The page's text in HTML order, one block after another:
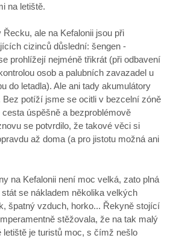
na letiště.
ale na Kefalonii jsou při
cizinců důslední: šengen -
prohlížejí nejméně třikrát (při odbavení
osob a palubních zavazadel u
do letadla). Ale ani tady akumulátory
Bez potíží jsme se ocitli v bezcelní zóně
úspěšně a bezproblémově
se potvrdilo, že takové věci si
až doma (a pro jistotu možná ani
na Kefalonii není moc velká, zato plná
se nákladem několika velkých
špatný vzduch, horko... Řekyně stojící
stěžovala, že na tak malý
letiště je turistů moc, s čímž nešlo